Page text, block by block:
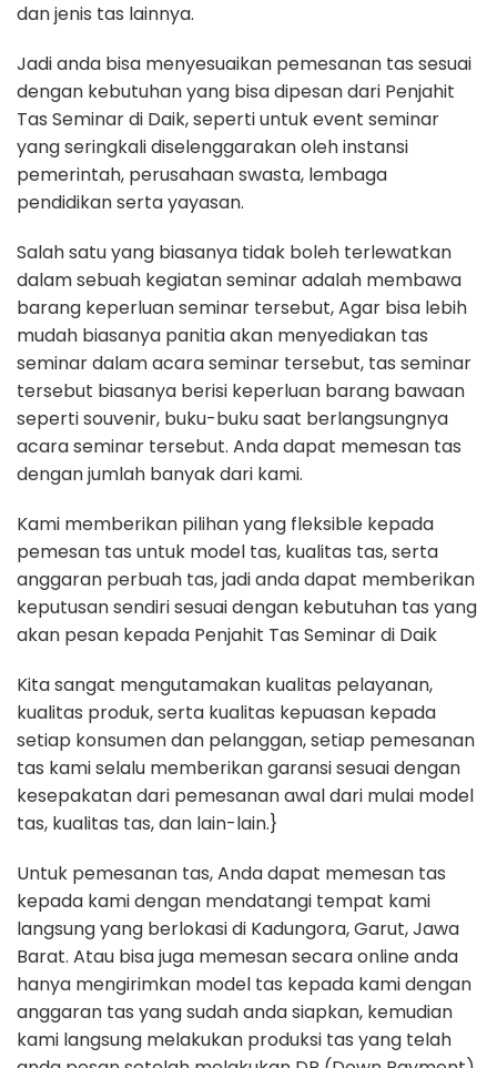
dan jenis tas lainnya.
Jadi anda bisa menyesuaikan pemesanan tas sesuai
dengan kebutuhan yang bisa dipesan dari Penjahit
Tas Seminar di Daik, seperti untuk event seminar
yang seringkali diselenggarakan oleh instansi
pemerintah, perusahaan swasta, lembaga
pendidikan serta yayasan.
Salah satu yang biasanya tidak boleh terlewatkan
dalam sebuah kegiatan seminar adalah membawa
barang keperluan seminar tersebut, Agar bisa lebih
mudah biasanya panitia akan menyediakan tas
seminar dalam acara seminar tersebut, tas seminar
tersebut biasanya berisi keperluan barang bawaan
seperti souvenir, buku-buku saat berlangsungnya
acara seminar tersebut. Anda dapat memesan tas
dengan jumlah banyak dari kami.
Kami memberikan pilihan yang fleksible kepada
pemesan tas untuk model tas, kualitas tas, serta
anggaran perbuah tas, jadi anda dapat memberikan
keputusan sendiri sesuai dengan kebutuhan tas yang
akan pesan kepada Penjahit Tas Seminar di Daik
Kita sangat mengutamakan kualitas pelayanan,
kualitas produk, serta kualitas kepuasan kepada
setiap konsumen dan pelanggan, setiap pemesanan
tas kami selalu memberikan garansi sesuai dengan
kesepakatan dari pemesanan awal dari mulai model
tas, kualitas tas, dan lain-lain.}
Untuk pemesanan tas, Anda dapat memesan tas
kepada kami dengan mendatangi tempat kami
langsung yang berlokasi di Kadungora, Garut, Jawa
Barat. Atau bisa juga memesan secara online anda
hanya mengirimkan model tas kepada kami dengan
anggaran tas yang sudah anda siapkan, kemudian
kami langsung melakukan produksi tas yang telah